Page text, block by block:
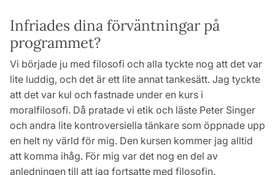
Infriades dina förväntningar på
programmet?
Vi började ju med filosofi och alla tyckte nog att det var
lite luddig, och det är ett lite annat tankesätt. Jag tyckte
att det var kul och fastnade under en kurs i
moralfilosofi. Då pratade vi etik och läste Peter Singer
och andra lite kontroversiella tänkare som öppnade upp
en helt ny värld för mig. Den kursen kommer jag alltid
att komma ihåg. För mig var det nog en del av
anledningen till att jag fortsatte med filosofin.